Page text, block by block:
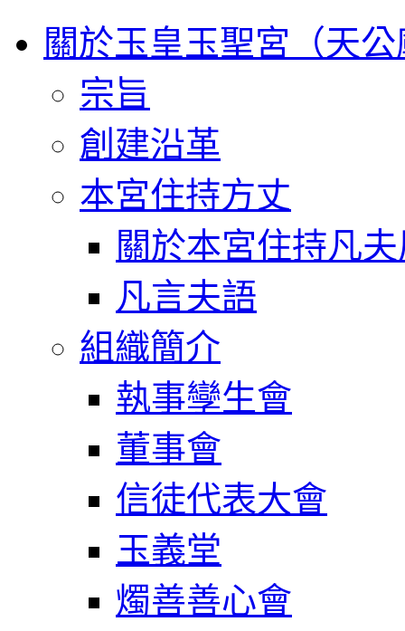
關於玉皇玉聖宮（天
宗旨
創建沿革
本宮住持方丈
關於本宮住持凡
凡言夫語
組織簡介
執事孿生會
董事會
信徒代表大會
玉義堂
燭善善心會